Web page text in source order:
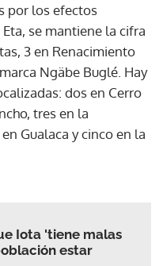
por los efectos
se mantiene la cifra
3 en Renacimiento
Ngäbe Buglé. Hay
dos en Cerro
tres en la
Gualaca y cinco en la
Iota 'tiene malas
estar